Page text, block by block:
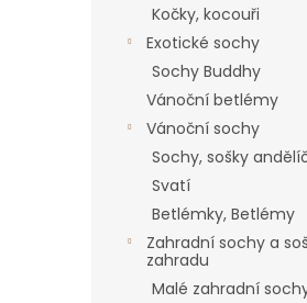
Kočky, kocouři
Exotické sochy
Sochy Buddhy
Vánoční betlémy
Vánoční sochy
Sochy, sošky
Svatí
Betlémky, Betlémy
Zahradní sochy a
zahradu
Malé zahradní